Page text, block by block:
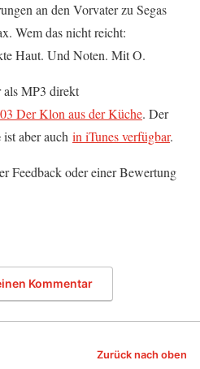
an den Vorvater zu Segas
Wem das nicht reicht:
Haut. Und Noten. Mit O.
als MP3 direkt
Der Klon aus der Küche. Der
ist aber auch in iTunes verfügbar.
Feedback oder einer Bewertung
Kommentar
Zurück nach oben